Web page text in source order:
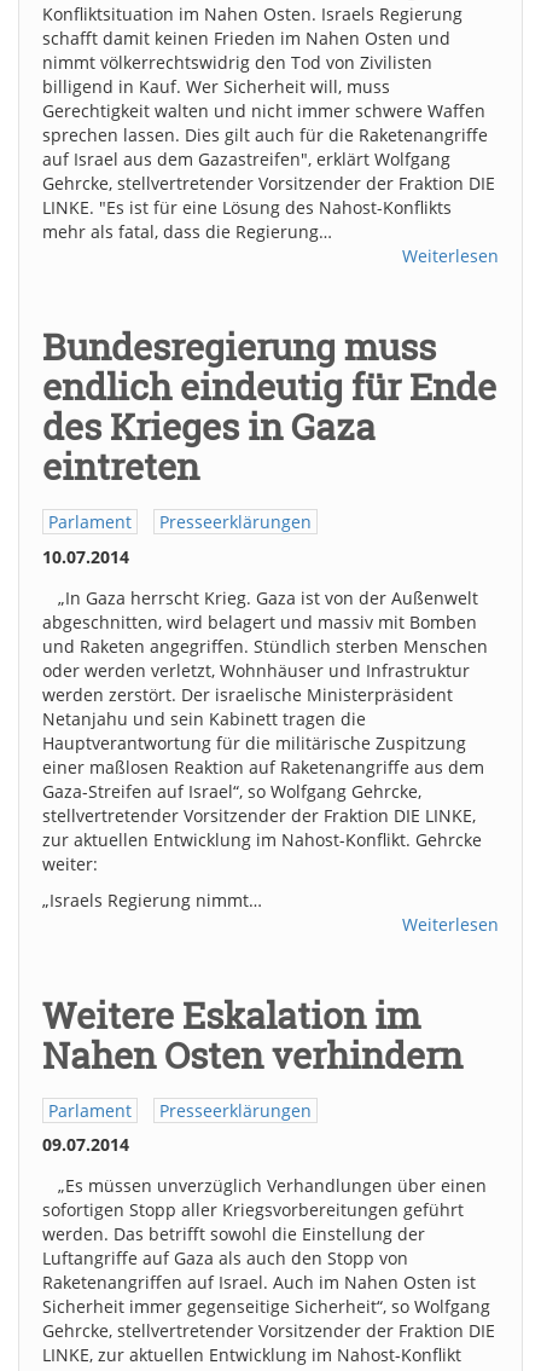
Konfliktsituation im Nahen Osten. Israels Regierung
schafft damit keinen Frieden im Nahen Osten und
nimmt völkerrechtswidrig den Tod von Zivilisten
billigend in Kauf. Wer Sicherheit will, muss
Gerechtigkeit walten und nicht immer schwere Waffen
sprechen lassen. Dies gilt auch für die Raketenangriffe
auf Israel aus dem Gazastreifen", erklärt Wolfgang
Gehrcke, stellvertretender Vorsitzender der Fraktion DIE
LINKE. "Es ist für eine Lösung des Nahost-Konflikts
mehr als fatal, dass die Regierung…
Weiterlesen
Bundesregierung muss
endlich eindeutig für Ende
des Krieges in Gaza
eintreten
Parlament
Presseerklärungen
10.07.2014
„In Gaza herrscht Krieg. Gaza ist von der Außenwelt
abgeschnitten, wird belagert und massiv mit Bomben
und Raketen angegriffen. Stündlich sterben Menschen
oder werden verletzt, Wohnhäuser und Infrastruktur
werden zerstört. Der israelische Ministerpräsident
Netanjahu und sein Kabinett tragen die
Hauptverantwortung für die militärische Zuspitzung
einer maßlosen Reaktion auf Raketenangriffe aus dem
Gaza-Streifen auf Israel“, so Wolfgang Gehrcke,
stellvertretender Vorsitzender der Fraktion DIE LINKE,
zur aktuellen Entwicklung im Nahost-Konflikt. Gehrcke
weiter:
„Israels Regierung nimmt…
Weiterlesen
Weitere Eskalation im
Nahen Osten verhindern
Parlament
Presseerklärungen
09.07.2014
„Es müssen unverzüglich Verhandlungen über einen
sofortigen Stopp aller Kriegsvorbereitungen geführt
werden. Das betrifft sowohl die Einstellung der
Luftangriffe auf Gaza als auch den Stopp von
Raketenangriffen auf Israel. Auch im Nahen Osten ist
Sicherheit immer gegenseitige Sicherheit“, so Wolfgang
Gehrcke, stellvertretender Vorsitzender der Fraktion DIE
LINKE, zur aktuellen Entwicklung im Nahost-Konflikt